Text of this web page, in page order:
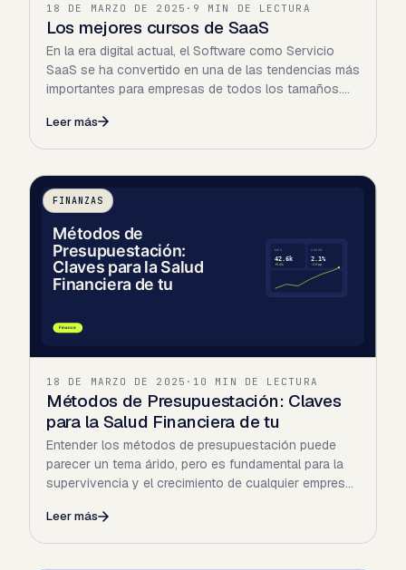
18 DE MARZO DE 2025 · 9 MIN DE LECTURA
Los mejores cursos de SaaS
En la era digital actual, el Software como Servicio
SaaS se ha convertido en una de las tendencias más
importantes para empresas de todos los tamaños.
Leer más
FINANZAS
18 DE MARZO DE 2025 · 10 MIN DE LECTURA
Métodos de Presupuestación: Claves
para la Salud Financiera de tu
Entender los métodos de presupuestación puede
parecer un tema árido, pero es fundamental para la
supervivencia y el crecimiento de cualquier empresa.
Leer más